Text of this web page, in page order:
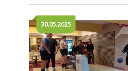
30.05.2025